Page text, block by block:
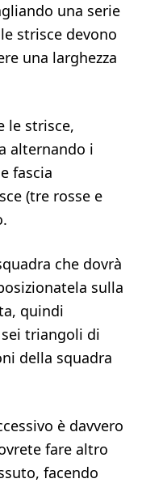
una serie
strisce devono
una larghezza
le strisce,
alternando i
fascia
(tre rosse e
che dovrà
sulla
quindi
triangoli di
della squadra
è davvero
fare altro
facendo